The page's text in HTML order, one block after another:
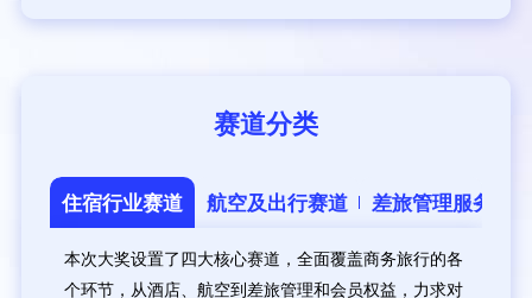
赛道分类
住宿行业赛道 航空及出行赛道 差旅管理服务商
本次大奖设置了四大核心赛道，全面覆盖商务旅行的各
个环节，从酒店、航空到差旅管理和会员权益，力求对